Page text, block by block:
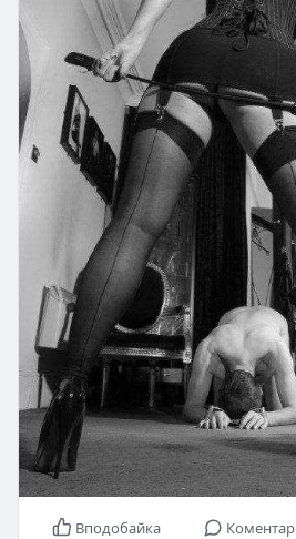
Вподобайка Коментар